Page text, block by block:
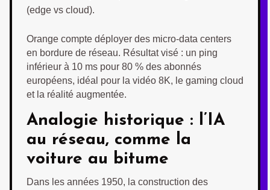
(edge vs cloud).
Orange compte déployer des micro-data centers
en bordure de réseau. Résultat visé : un ping
inférieur à 10 ms pour 80 % des abonnés
européens, idéal pour la vidéo 8K, le gaming cloud
et la réalité augmentée.
Analogie historique : l’IA
au réseau, comme la
voiture au bitume
Dans les années 1950, la construction des